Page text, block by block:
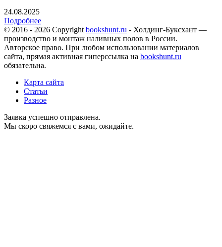
24.08.2025
Подробнее
© 2016 - 2026 Copyright bookshunt.ru - Холдинг-Буксхант —
производство и монтаж наливных полов в России.
Авторское право. При любом использовании материалов
сайта, прямая активная гиперссылка на bookshunt.ru
обязательна.
Карта сайта
Статьи
Разное
Заявка успешно отправлена.
Мы скоро свяжемся с вами, ожидайте.